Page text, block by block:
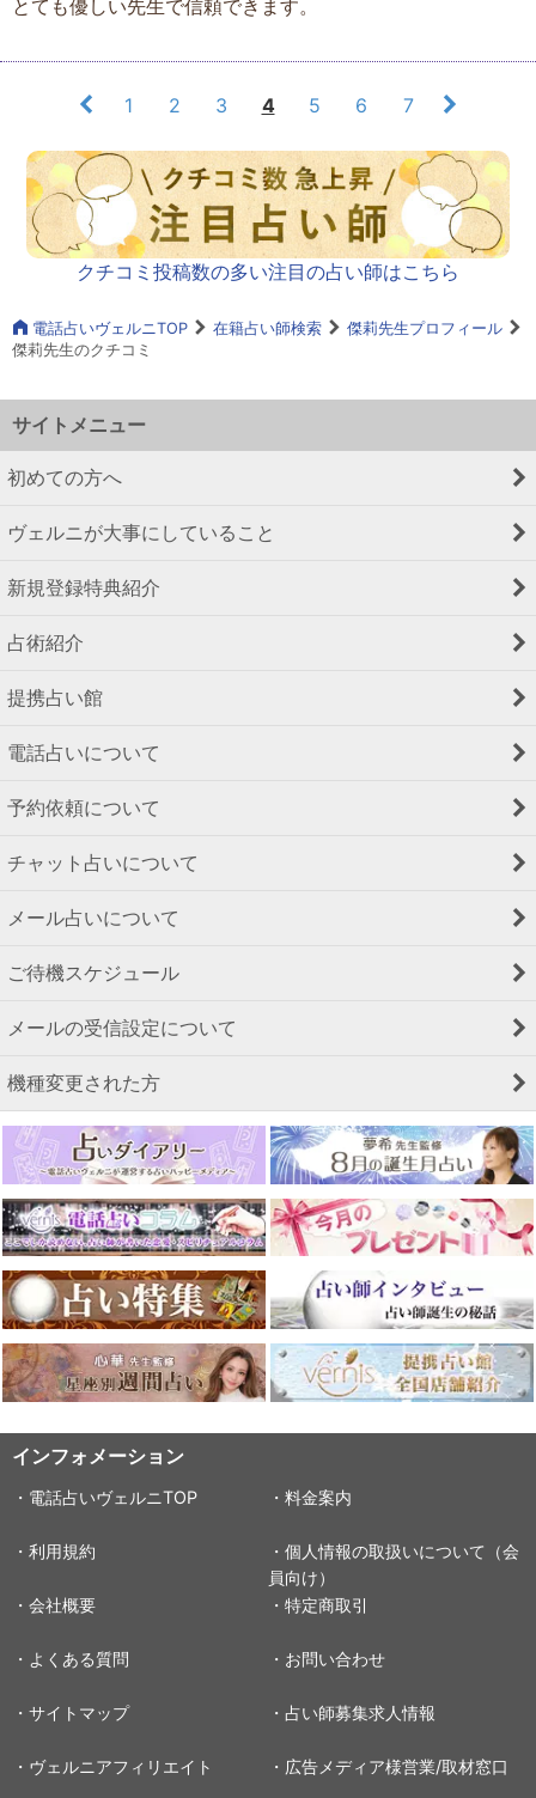
とても優しい先生で信頼できます。
1 2 3 4 5 6 7
クチコミ投稿数の多い注目の占い師はこちら
電話占いヴェルニTOP 在籍占い師検索
傑莉先生プロフィール
傑莉先生のクチコミ
サイトメニュー
初めての方へ
ヴェルニが大事にしていること
新規登録特典紹介
占術紹介
提携占い館
電話占いについて
予約依頼について
チャット占いについて
メール占いについて
ご待機スケジュール
メールの受信設定について
機種変更された方
インフォメーション
・電話占いヴェルニTOP ・料金案内
・利用規約
・個人情報の取扱いについて（会
員向け）
・会社概要
・特定商取引
・よくある質問 ・お問い合わせ
・サイトマップ ・占い師募集求人情報
・ヴェルニアフィリエイト ・広告メディア様営業/取材窓口